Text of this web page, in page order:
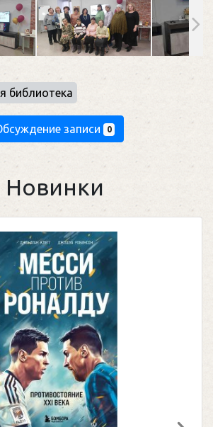
библиотека
записи 0
Новинки